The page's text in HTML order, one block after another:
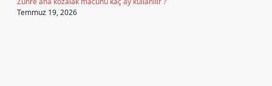
Temmuz 19, 2026